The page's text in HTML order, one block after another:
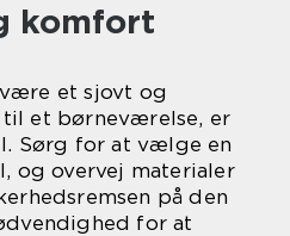
komfort
være et sjovt og
et børneværelse, er
Sørg for at vælge en
og overvej materialer
på den
for at